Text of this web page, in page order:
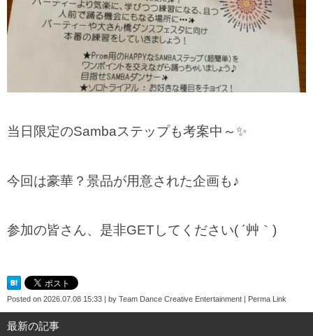
当日限定のSambaステップも考案中～✨
今回は豪華？景品が用意された企画も♪
参加の皆さん、是非GETしてください( ´艸｀)
Posted on 2026.07.08 15:33 by Team Dance Creative Entertainment Perma Link
最新の記事